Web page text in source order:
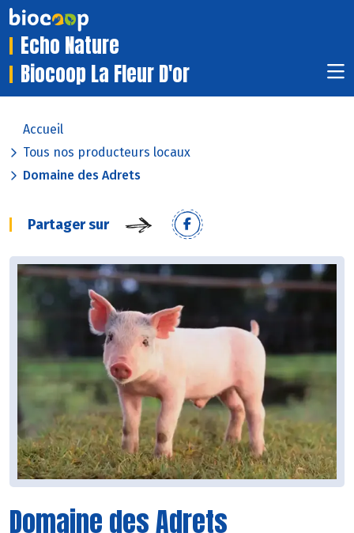
Echo Nature
Biocoop La Fleur D'or
Accueil
Tous nos producteurs locaux
Domaine des Adrets
Partager sur
Domaine des Adrets